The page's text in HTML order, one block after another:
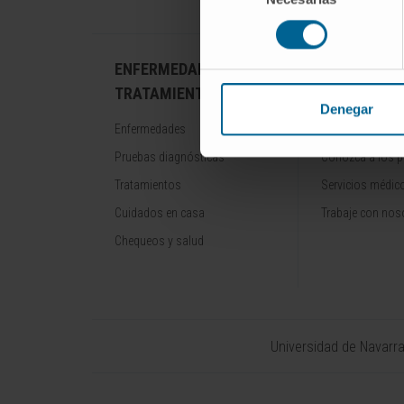
consentimiento
Denegar
ENFERMEDADES Y
TRATAMIENTOS
Enfermedades
Pruebas diagnósticas
Tratamientos
Cuidados en casa
Chequeos y salud
NUESTROS
Conozca a los
Servicios
Trabaje con
Universidad de Navarra